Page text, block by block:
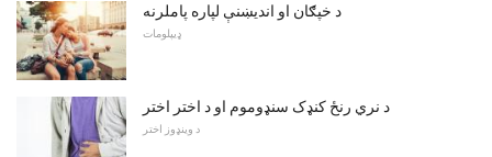
د خپګان او اندیښنې لپاره پاملرنه
ډیپلومات
د نري رنځ کنډک سنډوموم او د اختر اختر
د وینډوز اختر